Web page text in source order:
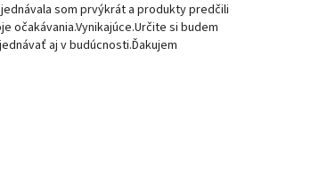
som prvýkrát a produkty predčili
očakávania.Vynikajúce.Určite si budem
aj v budúcnosti.Ďakujem